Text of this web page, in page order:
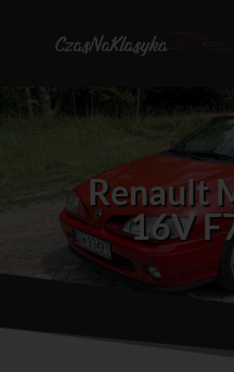
Renault
16V